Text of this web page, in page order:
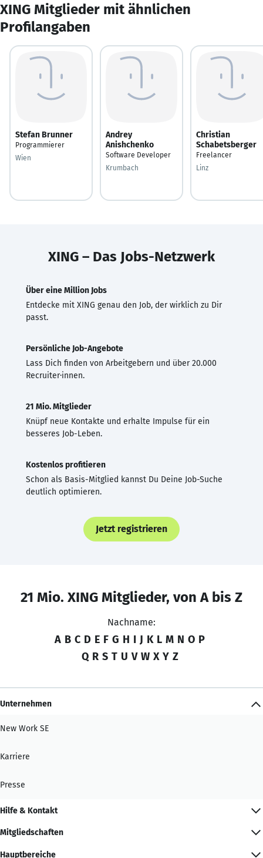
XING Mitglieder mit ähnlichen
Profilangaben
Stefan Brunner
Programmierer
Wien
Andrey
Anishchenko
Software Developer
Krumbach
Christian
Schabetsberger
Freelancer
Linz
XING – Das Jobs-Netzwerk
Über eine Million Jobs
Entdecke mit XING genau den Job, der wirklich zu Dir
passt.
Persönliche Job-Angebote
Lass Dich finden von Arbeitgebern und über 20.000
Recruiter·innen.
21 Mio. Mitglieder
Knüpf neue Kontakte und erhalte Impulse für ein
besseres Job-Leben.
Kostenlos profitieren
Schon als Basis-Mitglied kannst Du Deine Job-Suche
deutlich optimieren.
Jetzt registrieren
21 Mio. XING Mitglieder, von A bis Z
Nachname:
A B C D E F G H I J K L M N O P
Q R S T U V W X Y Z
Unternehmen
New Work SE
Karriere
Presse
Hilfe & Kontakt
Mitgliedschaften
Hauptbereiche